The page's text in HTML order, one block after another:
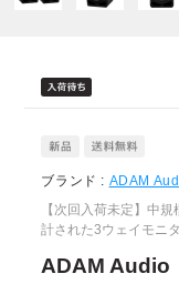
ブランド : ADAM
【次回入荷未定】中
計された3ウェイモニタ
ADAM Audio